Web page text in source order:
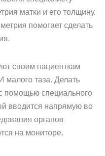
матки и его толщину.
помогает сделать
своим пациенткам
малого таза. Делать
помощью специального
вводится напрямую во
органов
на мониторе.